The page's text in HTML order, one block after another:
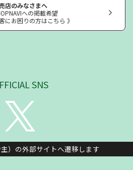
店のみなさまへ
への掲載希望
にお困りの方はこちら 》
SNS
）の外部サイトへ遷移します